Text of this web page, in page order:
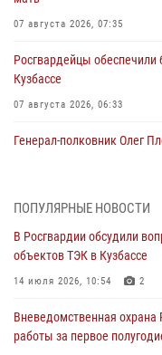
07 августа 2026, 07:35
Росгвардейцы
Кузбассе
07 августа 2026, 06:33
Генерал-полковник Олег
07 августа 2026, 05:32
С 1 сентября 2026 года
частной охранной
06 августа 2026, 10:19
Росгвардейцы задержали
ножевого ранения
ПОПУЛЯРНЫЕ НОВОСТИ
В Росгвардии обсудили
объектов ТЭК в Кузбассе
14 июля 2026, 10:54 2
Вневедомственная охрана
работы за первое